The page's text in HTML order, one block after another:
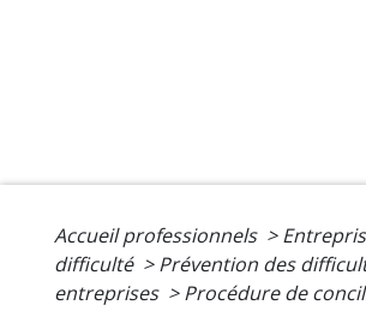
Accueil professionnels >
difficulté > Prévention des
entreprises > Procédure de